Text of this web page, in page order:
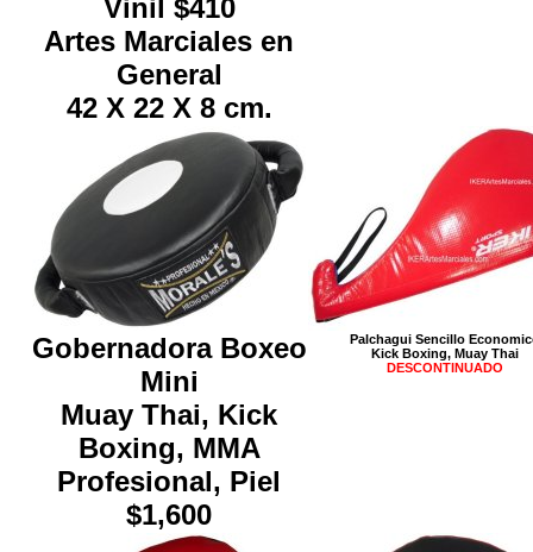
Vinil $410
Artes Marciales en
General
42 X 22 X 8 cm.
Gobernadora Boxeo
Mini
Muay Thai, Kick
Boxing, MMA
Profesional, Piel
$1,600
Palchagui Sencillo
Kick Boxing, Muay Thai
DESCONTINUADO